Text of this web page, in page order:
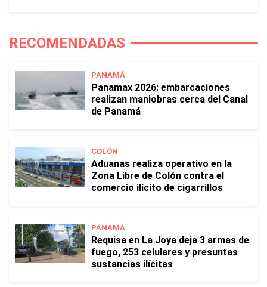
RECOMENDADAS
PANAMÁ
Panamax 2026: embarcaciones
realizan maniobras cerca del Canal
de Panamá
COLÓN
Aduanas realiza operativo en la
Zona Libre de Colón contra el
comercio ilícito de cigarrillos
PANAMÁ
Requisa en La Joya deja 3 armas de
fuego, 253 celulares y presuntas
sustancias ilícitas